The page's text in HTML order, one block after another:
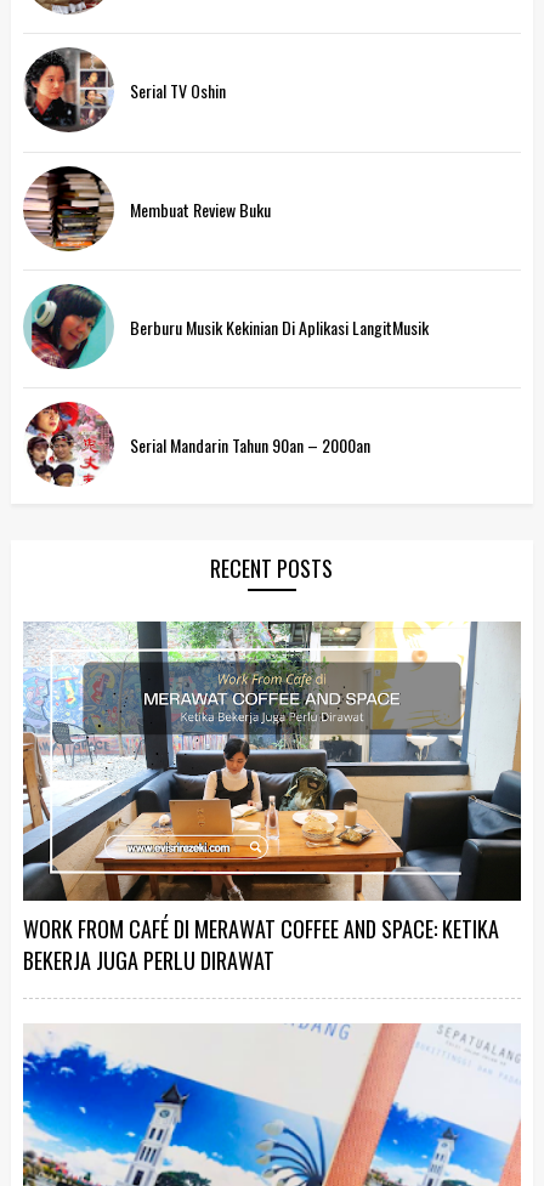
Serial TV Oshin
Membuat Review Buku
Berburu Musik Kekinian Di Aplikasi LangitMusik
Serial Mandarin Tahun 90an – 2000an
RECENT POSTS
WORK FROM CAFÉ DI MERAWAT COFFEE AND SPACE: KETIKA
BEKERJA JUGA PERLU DIRAWAT